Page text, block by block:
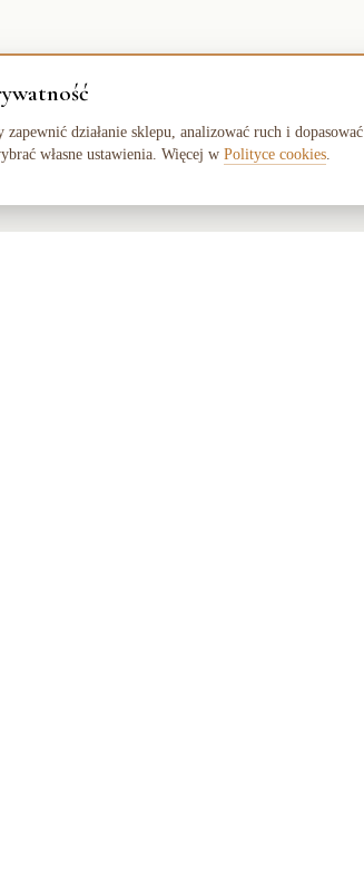
działanie sklepu, analizować ruch i
własne ustawienia. Więcej w Polityce cookies